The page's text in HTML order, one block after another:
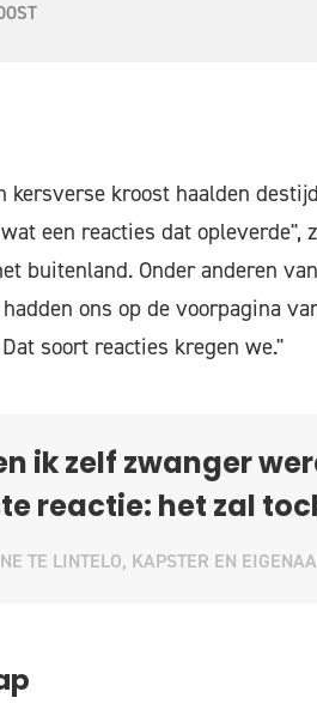
kersverse kroost haalden
een reacties dat
buitenland. Onder anderen
ons op de voorpagina
soort reacties kregen we."
ik zelf zwanger
reactie: het zal
TE LINTELO, KAPSTER EN